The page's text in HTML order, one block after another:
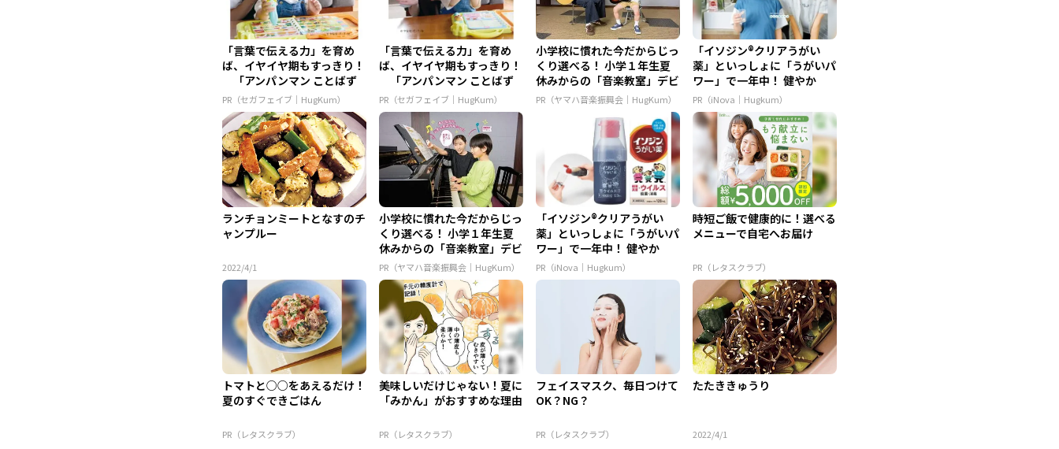
「言葉で伝える力」を育め
ば、イヤイヤ期もすっきり！
「アンパンマン ことばず
かん...
PR（セガフェイブ｜HugKum）
「言葉で伝える力」を育め
ば、イヤイヤ期もすっきり！
「アンパンマン ことばず
かん...
PR（セガフェイブ｜HugKum）
小学校に慣れた今だからじっ
くり選べる！ 小学１年生夏
休みからの「音楽教室」デビ
ュ...
PR（ヤマハ音楽振興会｜HugKum）
「イソジン®クリアうがい
薬」といっしょに「うがいパ
ワー」で一年中！ 健やか
PR（iNova｜Hugkum）
ランチョンミートとなすのチ
ャンプルー
2022/4/1
小学校に慣れた今だからじっ
くり選べる！ 小学１年生夏
休みからの「音楽教室」デビ
ュ...
PR（ヤマハ音楽振興会｜HugKum）
「イソジン®クリアうがい
薬」といっしょに「うがいパ
ワー」で一年中！ 健やか
PR（iNova｜Hugkum）
時短ご飯で健康的に！選べる
メニューで自宅へお届け
PR（レタスクラブ）
トマトと○○をあえるだけ！
夏のすぐできごはん
PR（レタスクラブ）
美味しいだけじゃない！夏に
「みかん」がおすすめな理由
PR（レタスクラブ）
フェイスマスク、毎日つけて
OK？NG？
PR（レタスクラブ）
たたききゅうり
2022/4/1